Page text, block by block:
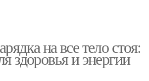
на все тело стоя:
здоровья и энергии